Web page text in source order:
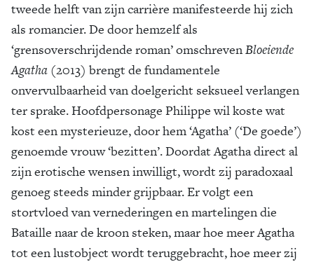
tweede helft van zijn carrière manifesteerde hij zich
als romancier. De door hemzelf als
‘grensoverschrijdende roman’ omschrevenBloeiende
Agatha (2013) brengt de fundamentele
onvervulbaarheid van doelgericht seksueel verlangen
ter sprake. Hoofdpersonage Philippe wil koste wat
kost een mysterieuze, door hem ‘Agatha’ (‘De goede’)
genoemde vrouw ‘bezitten’. Doordat Agatha direct al
zijn erotische wensen inwilligt, wordt zij paradoxaal
genoeg steeds minder grijpbaar. Er volgt een
stortvloed van vernederingen en martelingen die
Bataille naar de kroon steken, maar hoe meer Agatha
tot een lustobject wordt teruggebracht, hoe meer zij